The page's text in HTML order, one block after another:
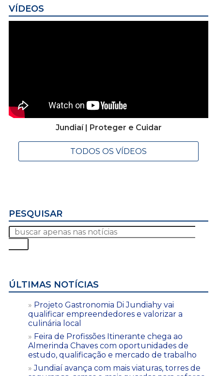
VÍDEOS
Jundiaí | Proteger e Cuidar
TODOS OS VÍDEOS
PESQUISAR
ÚLTIMAS NOTÍCIAS
Projeto Gastronomia Di Jundiahy vai
qualificar empreendedores e valorizar a
culinária local
Feira de Profissões Itinerante chega ao
Almerinda Chaves com oportunidades de
estudo, qualificação e mercado de trabalho
Jundiaí avança com mais viaturas, torres de